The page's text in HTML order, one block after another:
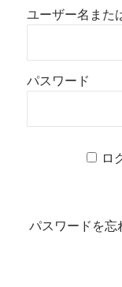
ユーザー名また
パスワード
ロ
パスワードを